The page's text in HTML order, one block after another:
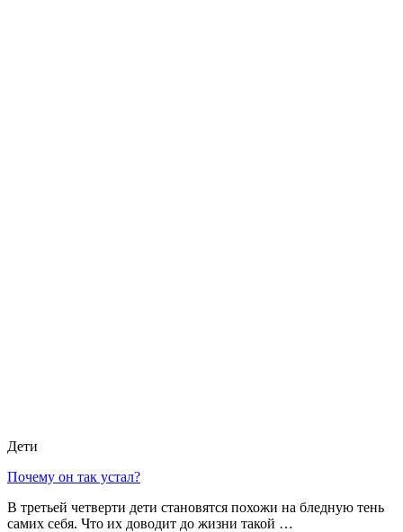
Дети
Почему он так устал?
В третьей четверти дети становятся похожи на бледную тень
самих себя. Что их доводит до жизни такой …